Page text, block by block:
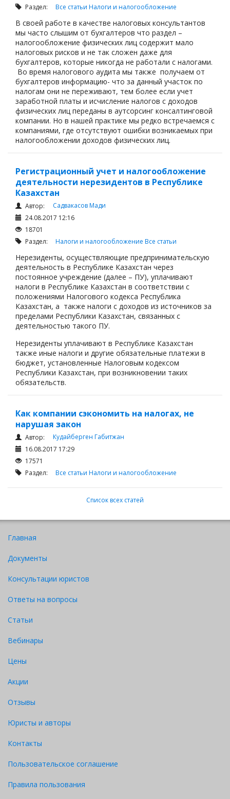
Раздел: Все статьи Налоги и налогообложение
В своей работе в качестве налоговых консультантов
мы часто слышим от бухгалтеров что раздел –
налогообложение физических лиц содержит мало
налоговых рисков и не так сложен даже для
бухгалтеров, которые никогда не работали с налогами.
Во время налогового аудита мы также получаем от
бухгалтеров информацию- что за данный участок по
налогам они не переживают, тем более если учет
заработной платы и исчисление налогов с доходов
физических лиц переданы в аутсорсинг консалтинговой
компании. Но в нашей практике мы редко встречаемся с
компаниями, где отсутствуют ошибки возникаемых при
налогообложении доходов физических лиц.
Регистрационный учет и налогообложение
деятельности нерезидентов в Республике
Казахстан
Автор:
Садвакасов Мади
24.08.2017 12:16
18701
Раздел: Налоги и налогообложение Все статьи
Нерезиденты, осуществляющие предпринимательскую
деятельность в Республике Казахстан через
постоянное учреждение (далее – ПУ), уплачивают
налоги в Республике Казахстан в соответствии с
положениями Налогового кодекса Республика
Казахстан, а также налоги с доходов из источников за
пределами Республики Казахстан, связанных с
деятельностью такого ПУ.
Нерезиденты уплачивают в Республике Казахстан
также иные налоги и другие обязательные платежи в
бюджет, установленные Налоговым кодексом
Республики Казахстан, при возникновении таких
обязательств.
Как компании сэкономить на налогах, не
нарушая закон
Автор:
Кудайберген Габитжан
16.08.2017 17:29
17571
Раздел: Все статьи Налоги и налогообложение
Список всех статей
Главная
Документы
Консультации юристов
Ответы на вопросы
Статьи
Вебинары
Цены
Акции
Отзывы
Юристы и авторы
Контакты
Пользовательское соглашение
Правила пользования